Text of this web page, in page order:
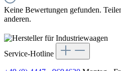
Keine Bewertungen gefunden.
anderen.
Service-Hotline